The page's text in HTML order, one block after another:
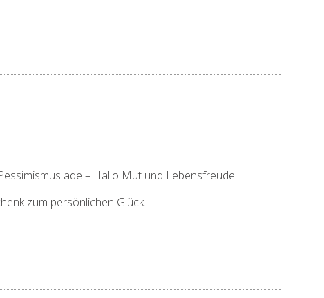
ade – Hallo Mut und Lebensfreude!
zum persönlichen Glück.